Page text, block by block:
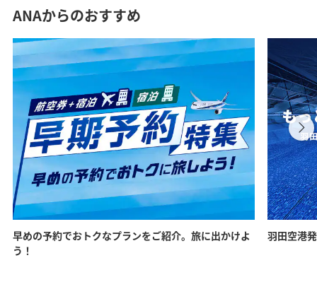
ANAからのおすすめ
早めの予約でおトクなプランをご紹介。旅に出かけよ
う！
羽田空港